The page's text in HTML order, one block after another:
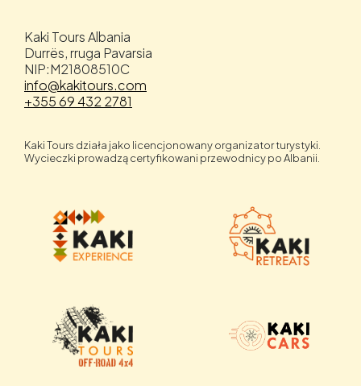
Kaki Tours Albania
Durrës, rruga Pavarsia
NIP:M21808510C
info@kakitours.com
+355 69 432 2781
Kaki Tours działa jako licencjonowany organizator turystyki.
Wycieczki prowadzą certyfikowani przewodnicy po Albanii.